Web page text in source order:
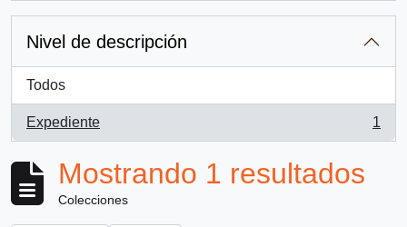
Nivel de descripción
Todos
Expediente
, 1 resultados
1
Mostrando 1 resultados
Colecciones